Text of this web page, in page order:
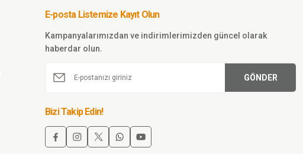
Takımı HAKİ
Sepete Ekle
E-posta Listemize Kayıt Olun
Kampanyalarımızdan ve indirimlerimizden güncel olarak
haberdar olun.
GÖNDER
Bizi Takip Edin!